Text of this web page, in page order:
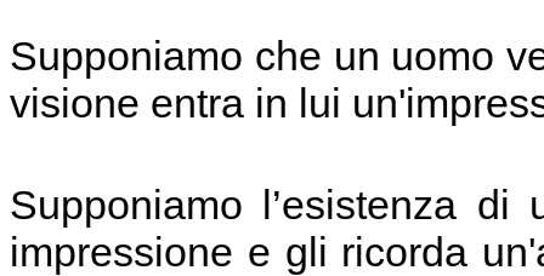
Supponiamo che un uomo
visione entra in lui
Supponiamo l’esistenza
impressione e gli ricorda